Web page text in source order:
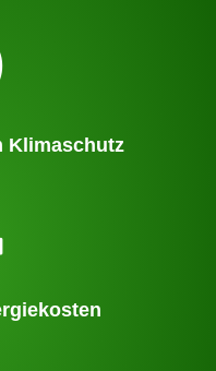
Klimaschutz